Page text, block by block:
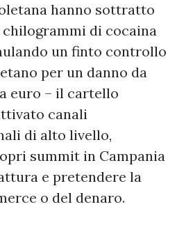
hanno sottratto
di cocaina
un finto controllo
per un danno da
euro – il cartello
canali
di alto livello,
summit in Campania
e pretendere la
o del denaro.